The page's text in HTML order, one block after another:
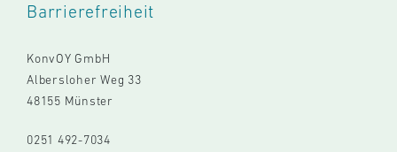
Barrierefreiheit
KonvOY GmbH
Albersloher Weg 33
48155 Münster
0251 492-7034